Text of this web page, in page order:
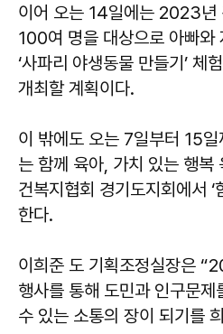
이어 오는 14일에는 2023년
100여 명을 대상으로 아빠와
‘사파리 야생동물 만들기’ 체
개최할 계획이다.
이 밖에도 오는 7일부터 15일
는 함께 육아, 가치 있는 행복
건복지협회 경기도지회에서 ‘
한다.
이희준 도 기획조정실장은
행사를 통해 도민과 인구문
수 있는 소통의 장이 되기를